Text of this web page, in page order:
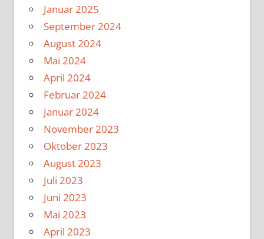
Januar 2025
September 2024
August 2024
Mai 2024
April 2024
Februar 2024
Januar 2024
November 2023
Oktober 2023
August 2023
Juli 2023
Juni 2023
Mai 2023
April 2023